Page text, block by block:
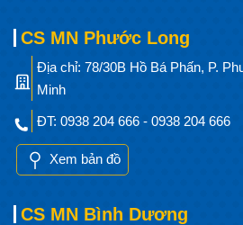
CS MN Phước Long
Địa chỉ: 78/30B Hồ Bá Phấn, P.
Minh
ĐT: 0938 204 666 - 0938 204 666
Xem bản đồ
CS MN Bình Dương